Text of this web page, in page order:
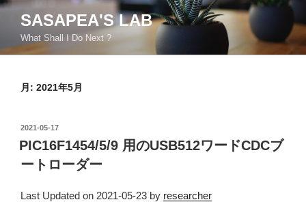
コ
ン
SASAPEA'S LAB
What Shall I Do Next ?
月: 2021年5月
投
稿
日:
2021-05-17
PIC16F1454/5/9 用のUSB512ワードCDCブ
ートローダー
Last Updated on 2021-05-23 by researcher